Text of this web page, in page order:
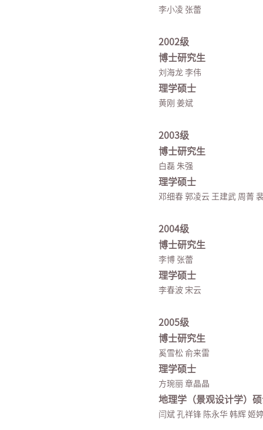
李小凌 张蕾
2002级
博士研究生
刘海龙 李伟
理学硕士
黄刚 姜斌
2003级
博士研究生
白磊 朱强
理学硕士
邓细春 郭凌云 王建武 周菁
2004级
博士研究生
李博 张蕾
理学硕士
李春波 宋云
2005级
博士研究生
奚雪松 俞来雷
理学硕士
方琬丽 章晶晶
地理学（景观设计学）
闫斌 孔祥锋 陈永华 韩辉 姬